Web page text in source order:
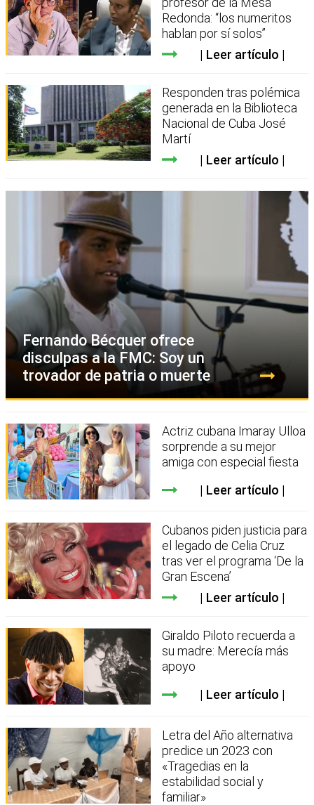
Redonda: “los numeritos
hablan por sí solos”
Leer artículo
Responden tras polémica
generada en la Biblioteca
Nacional de Cuba José
Martí
Leer artículo
Fernando Bécquer ofrece
disculpas a la FMC: Soy un
trovador de patria o muerte
Actriz cubana Imaray Ulloa
sorprende a su mejor
amiga con especial fiesta
Leer artículo
Cubanos piden justicia para
el legado de Celia Cruz
tras ver el programa ‘De la
Gran Escena’
Leer artículo
Giraldo Piloto recuerda a
su madre: Merecía más
apoyo
Leer artículo
Letra del Año alternativa
predice un 2023 con
«Tragedias en la
estabilidad social y
familiar»